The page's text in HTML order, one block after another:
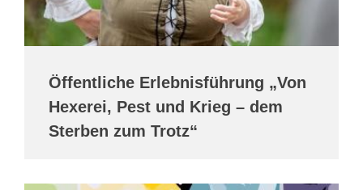
Öffentliche Erlebnisführung „Von
Hexerei, Pest und Krieg – dem
Sterben zum Trotz“